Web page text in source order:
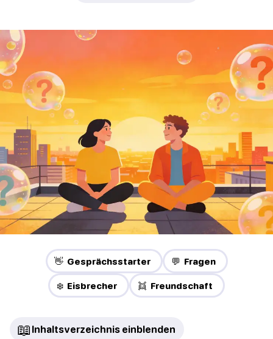
👋 Gesprächsstarter 💬 Fragen
❄️ Eisbrecher 👯 Freundschaft
📖 Inhaltsverzeichnis einblenden